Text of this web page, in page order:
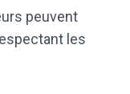
peuvent
les